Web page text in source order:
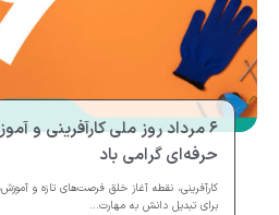
۶ مرداد روز ملی کارآفرینی و
حرفه‌ای گرامی باد
کارآفرینی، نقطه آغاز خلق فرصت‌های تازه و
برای تبدیل دانش به مهارت...